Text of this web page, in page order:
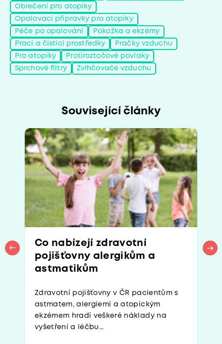
Oblečení pro atopiky
Opalovací přípravky pro atopiky
Péče po opalování Pokožka a ekzémy
Prací a čisticí prostředky Pračky vzduchu
Pro atopiky Protiroztočové povlaky
Sprchové filtry Zvlhčovače vzduchu
Související články
Co nabízejí zdravotní
pojišťovny alergikům a
astmatikům
Zdravotní pojišťovny v ČR pacientům s
astmatem, alergiemi a atopickým
ekzémem hradí veškeré náklady na
vyšetření a léčbu...